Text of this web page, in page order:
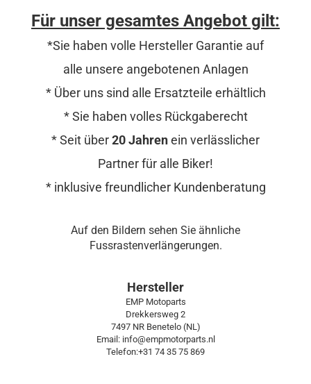
Für unser gesamtes Angebot gilt:
*Sie haben volle Hersteller Garantie auf
alle unsere angebotenen Anlagen
* Über uns sind alle Ersatzteile erhältlich
* Sie haben volles Rückgaberecht
* Seit über20 Jahrenein verlässlicher
Partner für alle Biker!
* inklusive freundlicher Kundenberatung
Auf den Bildern sehen Sie ähnliche
Fussrastenverlängerungen.
Hersteller
EMP Motoparts
Drekkersweg 2
7497 NR Benetelo (NL)
Email: info@empmotorparts.nl
Telefon:+31 74 35 75 869